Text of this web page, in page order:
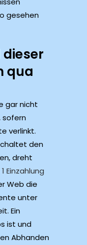
gesehen
qua
gar nicht
sofern
verlinkt.
den
dreht
Einzahlung
Web die
unter
Ein
ist und
Abhanden